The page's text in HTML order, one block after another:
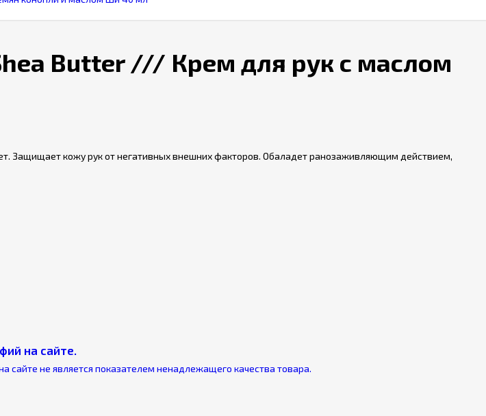
Butter /// Крем для рук с маслом
Защищает кожу рук от негативных внешних факторов. Обаладет ранозаживляющим действием,
на сайте.
не является показателем ненадлежащего качества товара.